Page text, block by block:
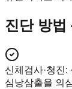
진단 방
신체검사·청진:
심낭삼출을 의